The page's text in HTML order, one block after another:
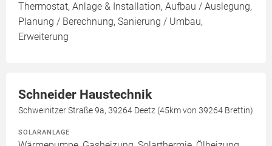
Thermostat, Anlage & Installation, Aufbau / Auslegung,
Planung / Berechnung, Sanierung / Umbau,
Erweiterung
Schneider Haustechnik
Schweinitzer Straße 9a, 39264 Deetz (45km von 39264 Brettin)
SOLARANLAGE